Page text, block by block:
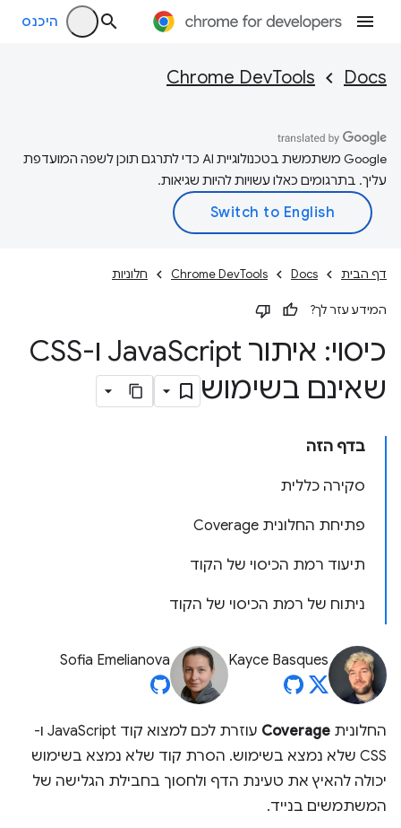
היכנס
Docs
Chrome DevTools
‫Google משתמשת בטכנולוגיית AI כדי לתרגם תוכן לשפה המועדפת
עליך. בתרגומים כאלו עשויות להיות שגיאות.
דף הבית Docs
Chrome DevTools חלוניות
המידע עזר לך?
כיסוי: איתור Java
Script ו-CSS
שאינם בשימוש
בדף הזה
סקירה כללית
פתיחת החלונית Coverage
תיעוד רמת הכיסוי של הקוד
ניתוח של רמת הכיסוי של הקוד
Kayce Basques
Sofia Emelianova
החלונית Coverage
עוזרת לכם למצוא קוד JavaScript ו-
CSS שלא נמצא בשימוש. הסרת קוד שלא נמצא בשימוש
יכולה להאיץ את טעינת הדף ולחסוך בחבילת הגלישה של
המשתמשים בנייד.